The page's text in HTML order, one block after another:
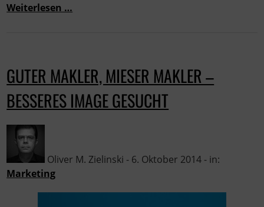
Weiterlesen …
GUTER MAKLER, MIESER MAKLER –
BESSERES IMAGE GESUCHT
Oliver M. Zielinski - 6. Oktober 2014 - in:
Marketing